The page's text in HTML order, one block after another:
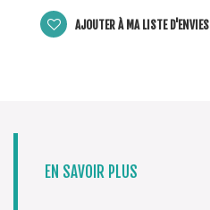
AJOUTER À MA LISTE D'ENVIES
EN SAVOIR PLUS